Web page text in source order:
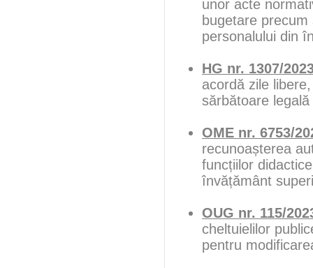
unor acte
bugetare
personalului din
HG nr. 1307/
acordă zile
sărbătoare
OME nr. 6753/
recunoașterea
funcțiilor
învățământ
OUG nr. 115/
cheltuielilor
pentru